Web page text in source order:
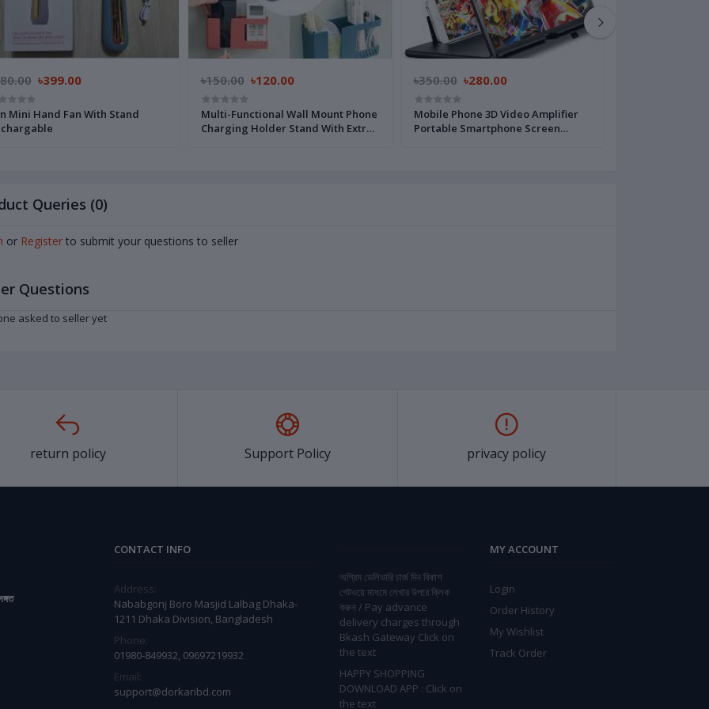
৳399.00
Mini Hand Fan With Stand
৳150.00 ৳120.00
Multi-Functional Wall Mount Phone
Charging Holder Stand With Extra
৳350.00 ৳280.00
Mobile Phone 3D Video Amplifier
Portable Smartphone Screen
Queries (0)
or Register to submit your questions to seller
Questions
asked to seller yet
return policy Support Policy privacy policy
CONTACT INFO
Address:
Nababgonj Boro Masjid Lalbag Dhaka-
1211 Dhaka Division, Bangladesh
Phone:
01980-849932, 09697219932
Email:
support@dorkaribd.com
অগ্রিম ডেলিভারি চার্জ দিন বিকাশ
গেটওয়ে মাধমে লেখার উপরে ক্লিক
করুন / Pay advance
delivery charges through
Bkash Gateway Click on
the text
HAPPY SHOPPING
DOWNLOAD APP : Click on
the text
MY ACCOUNT
Login
Order History
My Wishlist
Track Order